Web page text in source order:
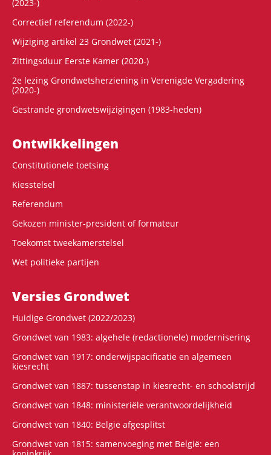
(2023-)
Correctief referendum (2022-)
Wijziging artikel 23 Grondwet (2021-)
Zittingsduur Eerste Kamer (2020-)
2e lezing Grondwetsherziening in Verenigde Vergadering
(2020-)
Gestrande grondwetswijzigingen (1983-heden)
Ontwikke­lingen
Constitutionele toetsing
Kiesstelsel
Referendum
Gekozen minister-president of formateur
Toekomst tweekamerstelsel
Wet politieke partijen
Versies Grondwet
Huidige Grondwet (2022/2023)
Grondwet van 1983: algehele (redactionele) modernisering
Grondwet van 1917: onderwijspacificatie en algemeen
kiesrecht
Grondwet van 1887: tussenstap in kiesrecht- en schoolstrijd
Grondwet van 1848: ministeriële verantwoordelijkheid
Grondwet van 1840: België afgesplitst
Grondwet van 1815: samenvoeging met België: een